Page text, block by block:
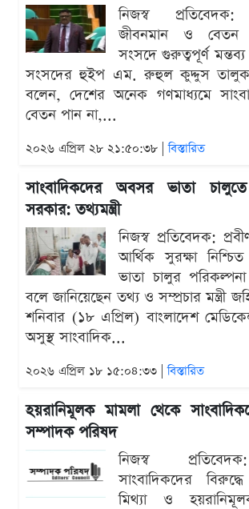
নিজস্ব প্রতিবেদক:
জীবনমান ও বেতন
সংসদে গুরুত্বপূর্ণ
সংসদের হুইপ এম. রুহুল কুদ্দুস
বলেন, দেশের অনেক গণমাধ্যমে
বেতন পান না,...
২০২৬ এপ্রিল ২৮ ২১:৫০:৩৮ |বিস্তারিত
সাংবাদিকদের অবসর ভাতা
সরকার: তথ্যমন্ত্রী
নিজস্ব প্রতিবেদক:
আর্থিক সুরক্ষা
ভাতা চালুর
বলে জানিয়েছেন তথ্য ও সম্প্রচার মন্ত্রী
শনিবার (১৮ এপ্রিল) বাংলাদেশ
অসুস্থ সাংবাদিক...
২০২৬ এপ্রিল ১৮ ১৫:০৪:৩৩ |বিস্তারিত
হয়রানিমূলক মামলা থেকে
সম্পাদক পরিষদ
নিজস্ব
সাংবাদিকদের
মিথ্যা ও